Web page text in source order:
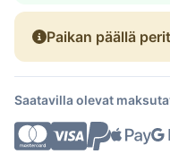
Paikan päällä
Saatavilla olevat